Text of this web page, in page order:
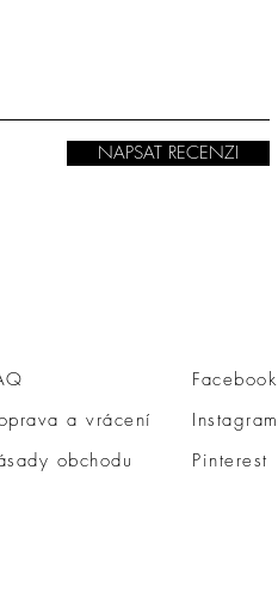
NAPSAT RECENZI
a vrácení
obchodu
Facebook
Instagram
Pinterest